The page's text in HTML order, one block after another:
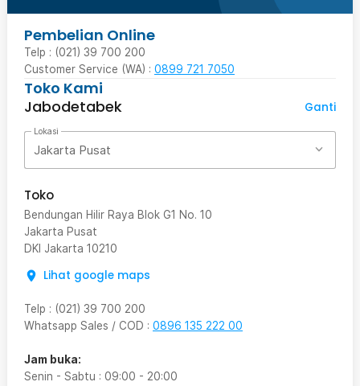
Pembelian Online
Telp : (021) 39 700 200
Customer Service (WA) : 0899 721 7050
Toko Kami
Jabodetabek
Ganti
Lokasi
Jakarta Pusat
Toko
Bendungan Hilir Raya Blok G1 No. 10
Jakarta Pusat
DKI Jakarta 10210
Lihat google maps
Telp : (021) 39 700 200
Whatsapp Sales / COD : 0896 135 222 00
Jam buka:
Senin - Sabtu : 09:00 - 20:00